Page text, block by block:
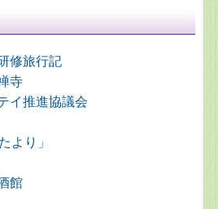
修旅行記
寺
イ推進協議会
より」
館